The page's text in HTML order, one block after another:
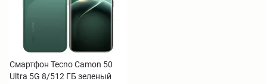
Смартфон Tecno Camon 50
Ultra 5G 8/512 ГБ зеленый